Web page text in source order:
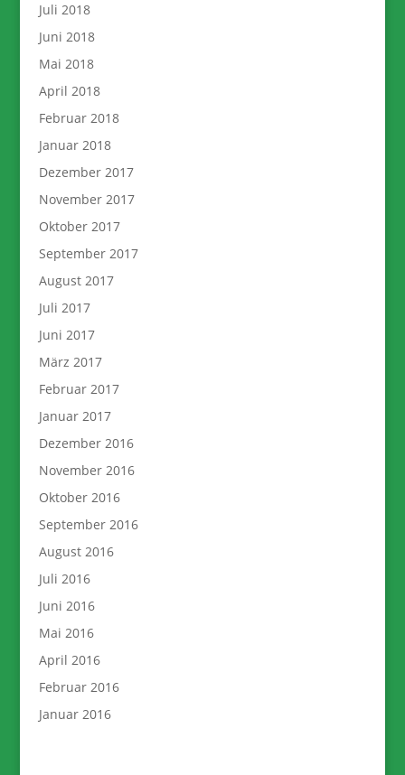
Juli 2018
Juni 2018
Mai 2018
April 2018
Februar 2018
Januar 2018
Dezember 2017
November 2017
Oktober 2017
September 2017
August 2017
Juli 2017
Juni 2017
März 2017
Februar 2017
Januar 2017
Dezember 2016
November 2016
Oktober 2016
September 2016
August 2016
Juli 2016
Juni 2016
Mai 2016
April 2016
Februar 2016
Januar 2016